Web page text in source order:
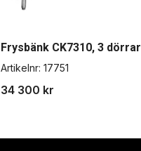
Frysbänk CK7310, 3 dörrar
Artikelnr: 17751
34 300 kr